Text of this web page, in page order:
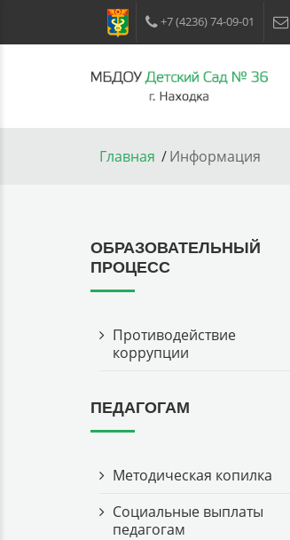
+7 (4236) 74-09-01
Главная Информация
ОБРАЗОВАТЕЛЬНЫЙ
ПРОЦЕСС
Противодействие
коррупции
ПЕДАГОГАМ
Методическая копилка
Социальные выплаты
педагогам